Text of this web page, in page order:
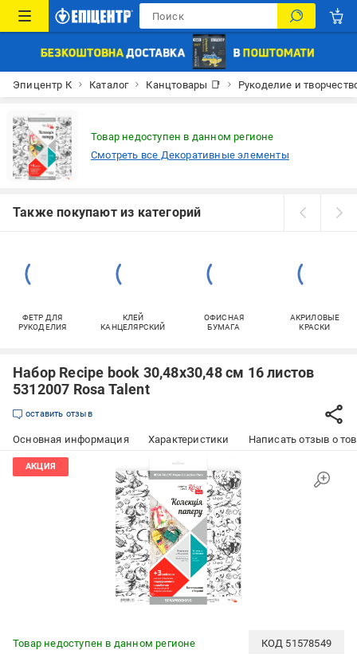
Эпицентр К Каталог Канцтовары 📑 Рукоделие и
Товар недоступен в данном регионе
Смотреть все Декоративные элементы
Также покупают из категорий
ФЕТР ДЛЯ
РУКОДЕЛИЯ
КЛЕЙ
КАНЦЕЛЯРСКИЙ
ОФИСНАЯ
БУМАГА
АКРИЛОВЫЕ
КРАСКИ
Набор Recipe book 30,48х30,48 см 16 листов
5312007 Rosa Talent
оставить отзыв
Основная информация Характеристики Написать отзыв о
Товар недоступен в данном регионе КОД 51578549